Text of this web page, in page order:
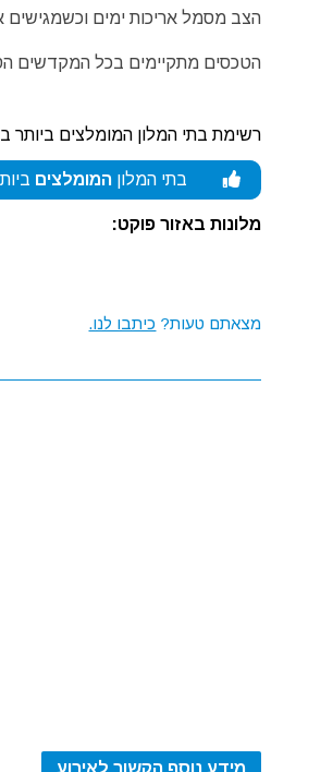
הצב מסמל אריכות ימים וכשמגישים
הטכסים מתקיימים בכל המקדשים
רשימת בתי המלון המומלצים ביותר
בתי המלון המומלצים
מלונות באזור פוקט:
מצאתם טעות? כיתבו לנו.
מידע נוסף הקשור לאירוע